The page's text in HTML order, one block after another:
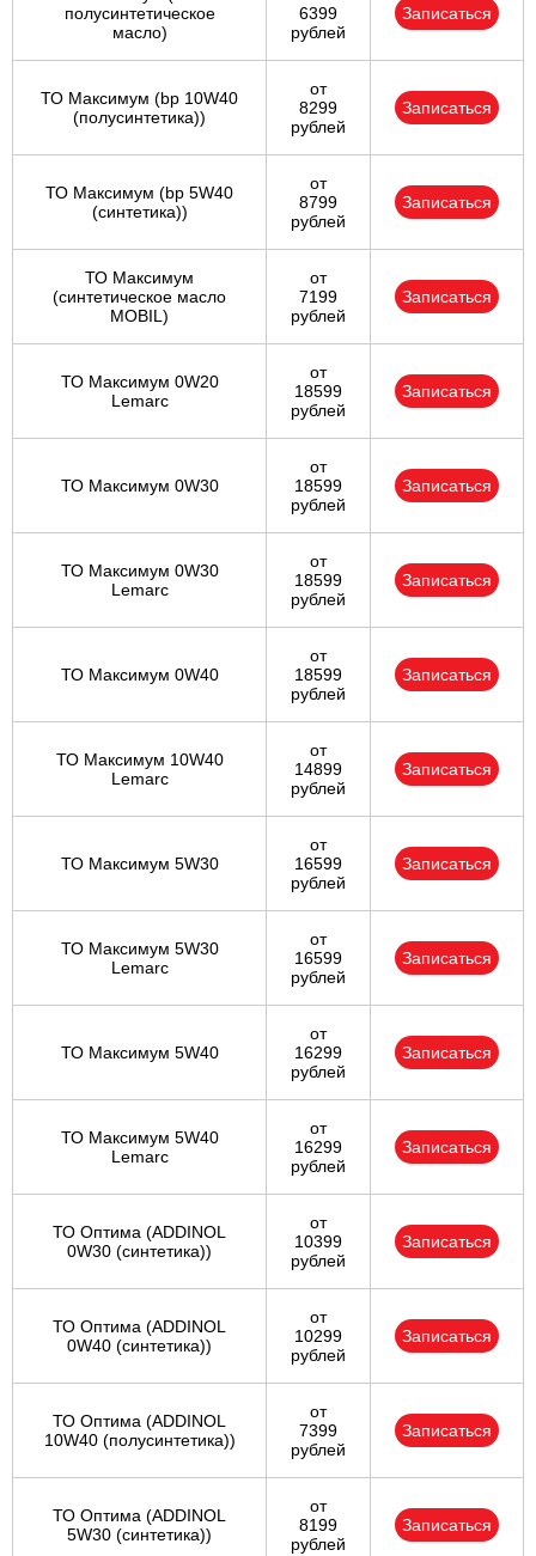
полуcинтетическое
масло)
6399
рублей
Записаться
ТО Максимум (bp 10W40
(полусинтетика))
от
8299
рублей
Записаться
ТО Максимум (bp 5W40
(синтетика))
от
8799
рублей
Записаться
ТО Максимум
(cинтетическое масло
MOBIL)
от
7199
рублей
Записаться
ТО Максимум 0W20
Lemarc
от
18599
рублей
Записаться
ТО Максимум 0W30
от
18599
рублей
Записаться
ТО Максимум 0W30
Lemarc
от
18599
рублей
Записаться
ТО Максимум 0W40
от
18599
рублей
Записаться
ТО Максимум 10W40
Lemarc
от
14899
рублей
Записаться
ТО Максимум 5W30
от
16599
рублей
Записаться
ТО Максимум 5W30
Lemarc
от
16599
рублей
Записаться
ТО Максимум 5W40
от
16299
рублей
Записаться
ТО Максимум 5W40
Lemarc
от
16299
рублей
Записаться
ТО Оптима (ADDINOL
0W30 (синтетика))
от
10399
рублей
Записаться
ТО Оптима (ADDINOL
0W40 (синтетика))
от
10299
рублей
Записаться
ТО Оптима (ADDINOL
10W40 (полусинтетика))
от
7399
рублей
Записаться
ТО Оптима (ADDINOL
5W30 (синтетика))
от
8199
рублей
Записаться